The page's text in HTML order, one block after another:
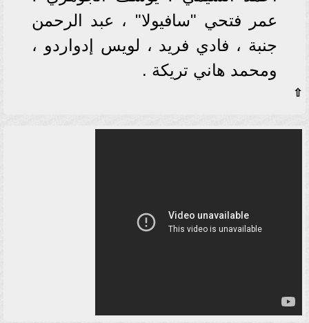
عمر فتحي "سافيولا" ، عبد الرحمن
جنبة ، فادي فريد ، لويس إدواردو ،
ومحمد هاني تريكة .
⇧